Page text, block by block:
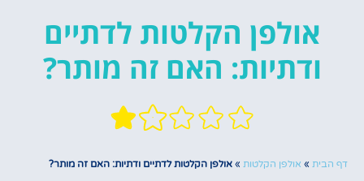
אולפן הקלטות לדתיים
ודתיות: האם זה מותר?
דף הבית » אולפן הקלטות » אולפן הקלטות לדתיים ודתיות: האם זה מותר?